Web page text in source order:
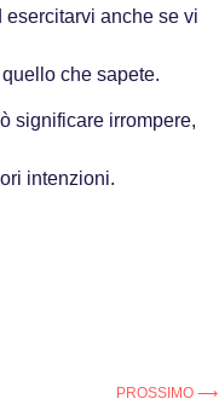
esercitarvi anche se vi
che sapete.
significare irrompere,
intenzioni.
PROSSIMO ⟶